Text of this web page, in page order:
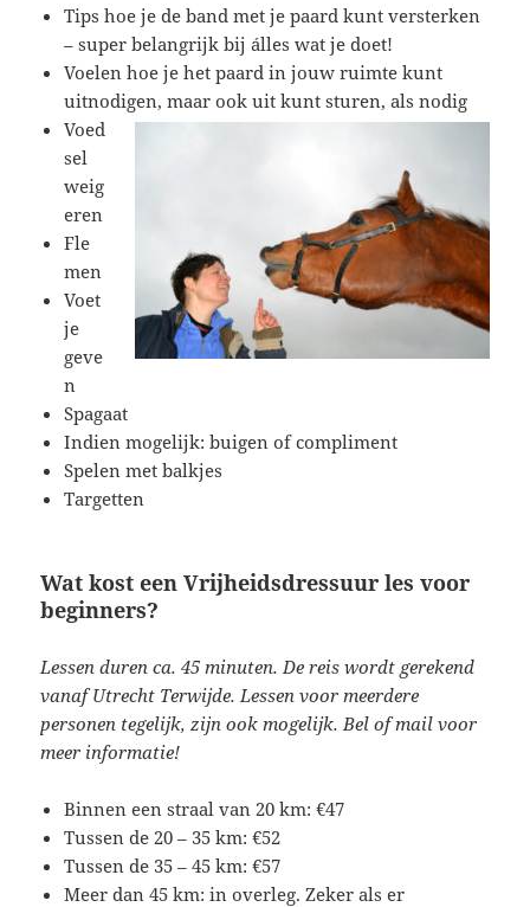
Tips hoe je de band met je paard kunt versterken
– super belangrijk bij álles wat je doet!
Voelen hoe je het paard in jouw ruimte kunt
uitnodigen, maar ook uit kunt sturen, als nodig
Voed
sel
weig
eren
Fle
men
Voet
je
geve
n
Spagaat
Indien mogelijk: buigen of compliment
Spelen met balkjes
Targetten
Wat kost een Vrijheidsdressuur les voor
beginners?
Lessen duren ca. 45 minuten. De reis wordt gerekend
vanaf Utrecht Terwijde. Lessen voor meerdere
personen tegelijk, zijn ook mogelijk. Bel of mail voor
meer informatie!
Binnen een straal van 20 km: €47
Tussen de 20 – 35 km: €52
Tussen de 35 – 45 km: €57
Meer dan 45 km: in overleg. Zeker als er